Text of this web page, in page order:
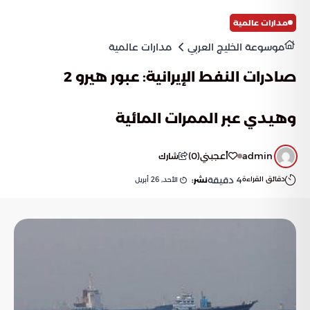
مدارات عالمية
موسوعة الخليج العربي مدارات عالمية
صادرات النفط الإيرانية: عبور هيرو 2
وهيدي عبر الممرات المائية
admin أعجبني(
0
) شارك
دقائق القراءة4 دقيقةنشر: الأحد, 26 أبريل